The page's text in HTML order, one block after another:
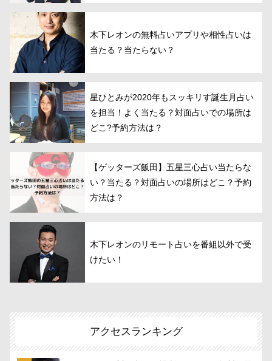
木下レオンの無料占いアプリや相性占いは
当たる？当たらない？
星ひとみが2020年もスッキリす誕生月占い
を担当！よく当たる？対面占いでの場所は
どこ?予約方法は？
【ゲッターズ飯田】五星三心占い当たらな
い？当たる？対面占いの場所はどこ？予約
方法は？
木下レオンのリモート占いを番組以外で受
けたい！
アクセスランキング